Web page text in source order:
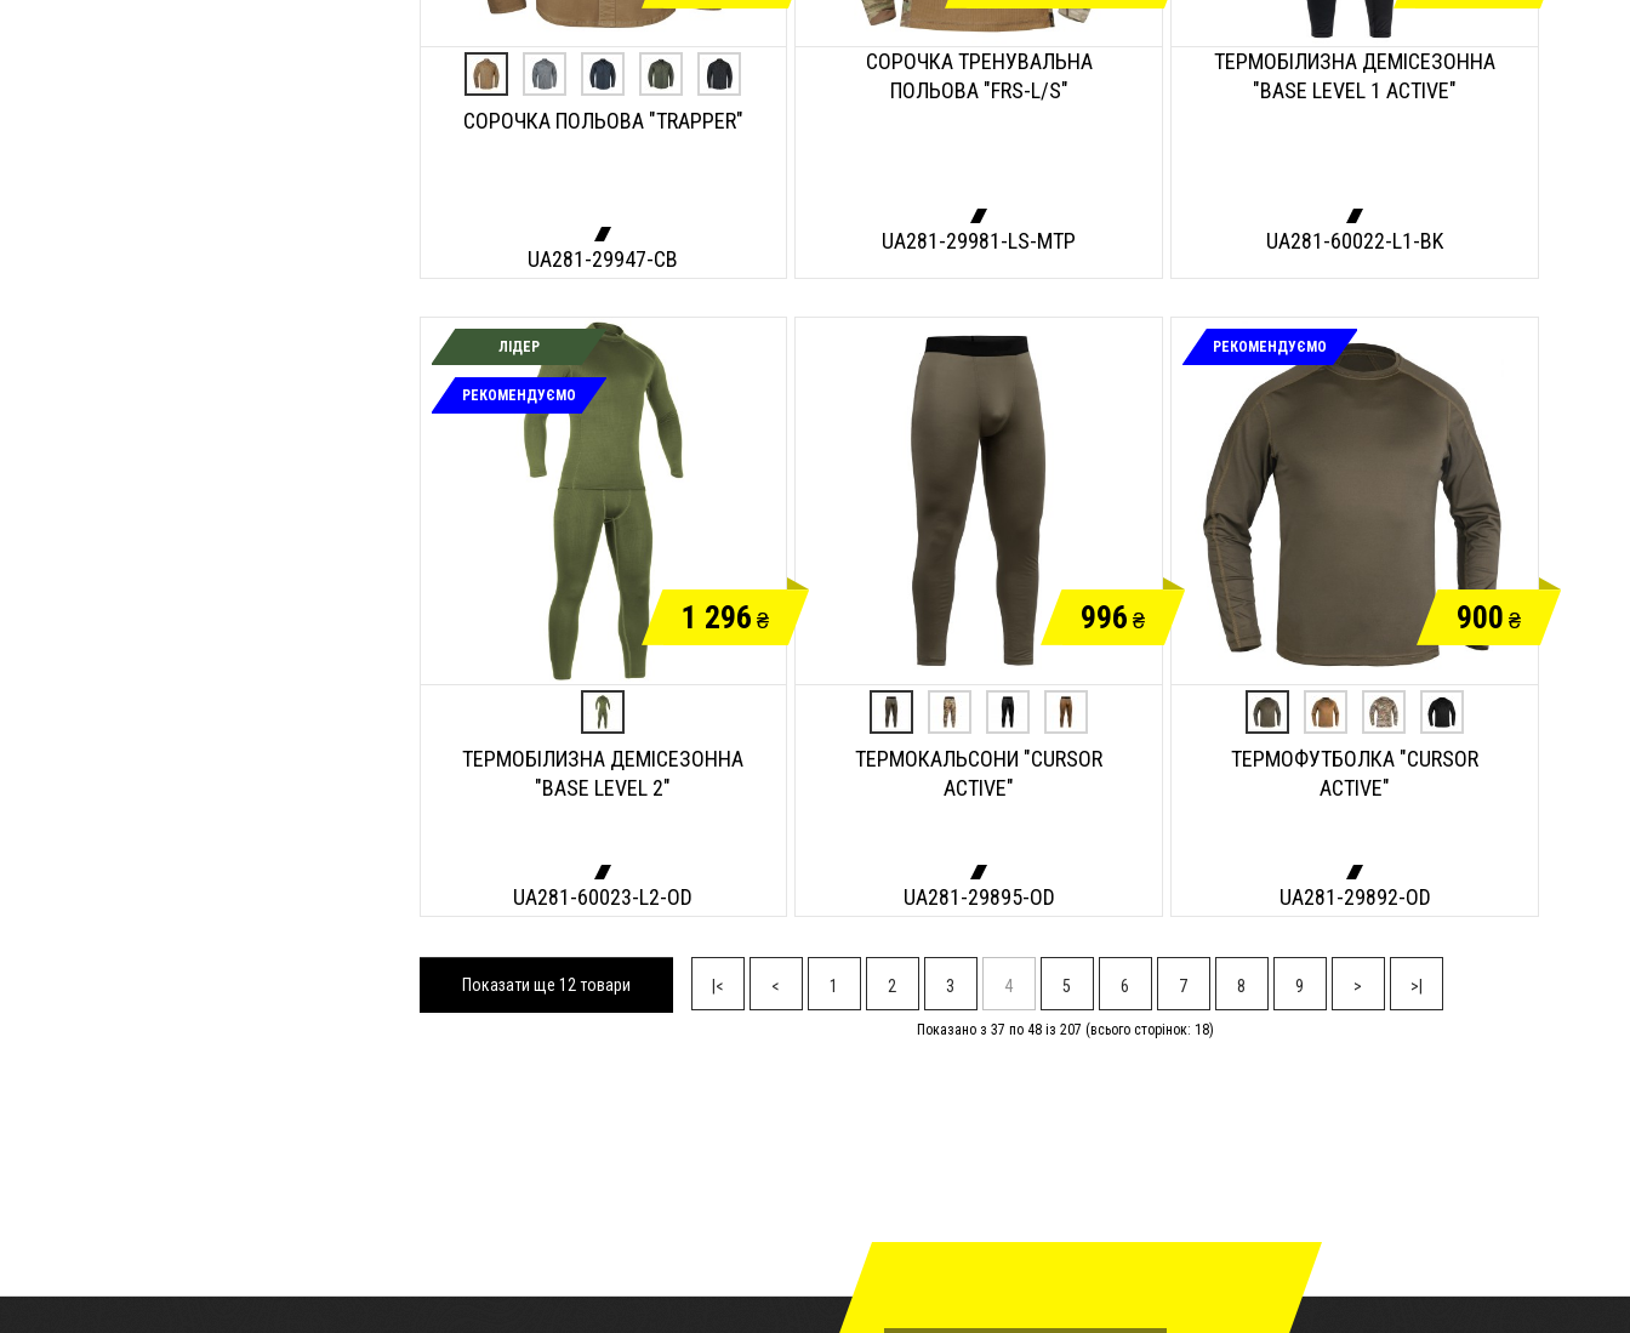
СОРОЧКА ПОЛЬОВА "TRAPPER"
UA281-29947-CB
СОРОЧКА ТРЕНУВАЛЬНА
ПОЛЬОВА "FRS-L/S"
UA281-29981-LS-MTP
ТЕРМОБІЛИЗНА ДЕМІСЕЗОННА
"BASE LEVEL 1 ACTIVE"
UA281-60022-L1-BK
ЛІДЕР
РЕКОМЕНДУЄМО
1 296 ₴
ТЕРМОБІЛИЗНА ДЕМІСЕЗОННА
"BASE LEVEL 2"
UA281-60023-L2-OD
996 ₴
ТЕРМОКАЛЬСОНИ "CURSOR
ACTIVE"
UA281-29895-OD
РЕКОМЕНДУЄМО
900 ₴
ТЕРМОФУТБОЛКА "CURSOR
ACTIVE"
UA281-29892-OD
Показати ще 12 товари |< < 1 2 3 4 5 6 7 8 9 > >|
Показано з 37 по 48 із 207 (всього сторінок: 18)